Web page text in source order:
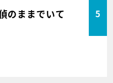
のままでいて 5